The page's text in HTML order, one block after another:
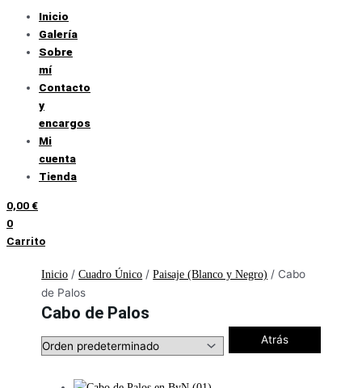
Inicio
Galería
Sobre
mí
Contacto
y
encargos
Mi
cuenta
Tienda
0,00€
0
Carrito
Inicio /Cuadro Único /Paisaje (Blanco y Negro) / Cabo
de Palos
Cabo de Palos
Atrás